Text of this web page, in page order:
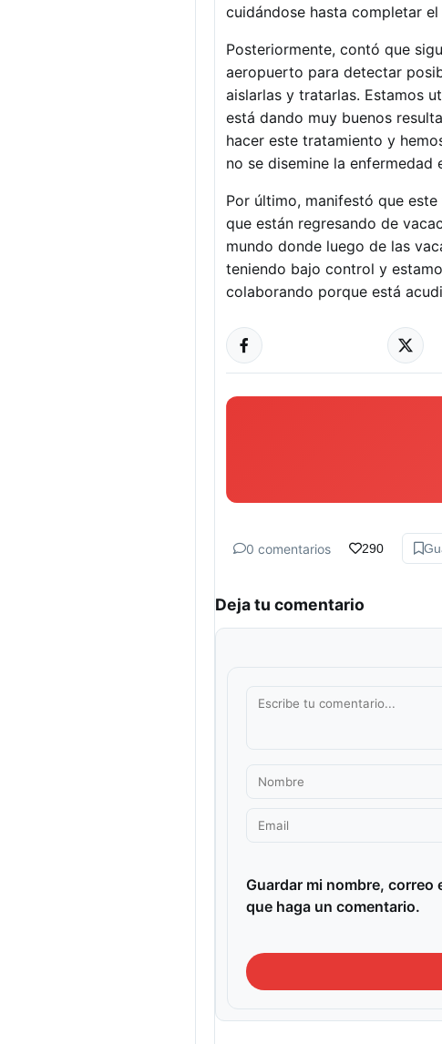
cuidándose hasta completar el
Posteriormente, contó que
aeropuerto para detectar
aislarlas y tratarlas. Estamos
está dando muy buenos
hacer este tratamiento y
no se disemine la enfermedad
Por último, manifestó que
que están regresando de
mundo donde luego de las
teniendo bajo control y
colaborando porque está
0 comentarios 290
Deja tu comentario
Guardar mi nombre, correo
que haga un comentario.